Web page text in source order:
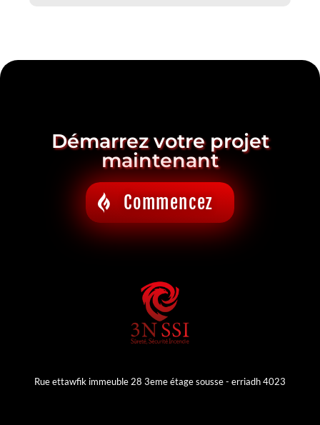
Démarrez votre projet
maintenant
Commencez
Rue ettawfik immeuble 28 3eme étage sousse - erriadh 4023